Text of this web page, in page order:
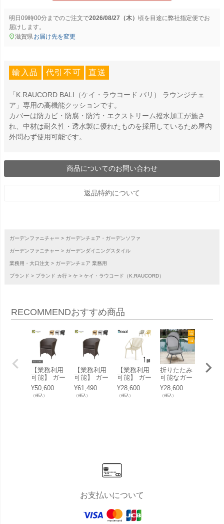
明日 09時00分までのご注文で2026/08/27（木） に弊社指定便でお
届けします。
滋賀県お届け先を変更
輸入品 代引不可 直送
「K.RAUCORD BALI（ケイ・ラウコード バリ） ラウンジチェ
ア」専用の高機能クッションです。
カバーは防カビ・防腐・防汚・エクストリーム撥水加工が施さ
れ、中材は耐久性・透水製に優れたものを採用しているため屋内
外問わず使用可能です。
商品についてのお問い合わせ
返品特約について
ガーデンファニチャー ガーデンチェア・ガーデンソファ
ガーデンファニチャー ガーデンダイニングスタイル
業務用・大口注文 ガーデンチェア 業務用
ブランド ブランド カ行 ケ ケイ・ラウコード（K.RAUCORD）
RECOMMENDおすすめ商品
【業務利用
可能】 ガー
デンチェア
屋外 「K.R
AUCORD B
¥50,600
（税込）
【業務利用
可能】 ガー
デンチェア
屋外 「K.R
AUCORD B
¥61,490
（税込）
【業務利用
可能】 ガー
デンチェア
屋外 「Res
ol BINI（リ
¥28,600
（税込）
折りたたみ
可能なガー
デンチェア
「日よけ付
き フォール
¥28,600
（税込）
【業
お支払いについて